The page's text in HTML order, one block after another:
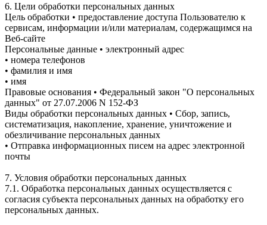
6. Цели обработки персональных данных
Цель обработки • предоставление доступа Пользователю к
сервисам, информации и/или материалам, содержащимся на
Веб-сайте
Персональные данные • электронный адрес
• номера телефонов
• фамилия и имя
• имя
Правовые основания • Федеральный закон "О персональных
данных" от 27.07.2006 N 152-ФЗ
Виды обработки персональных данных • Сбор, запись,
систематизация, накопление, хранение, уничтожение и
обезличивание персональных данных
• Отправка информационных писем на адрес электронной
почты
7. Условия обработки персональных данных
7.1. Обработка персональных данных осуществляется с
согласия субъекта персональных данных на обработку его
персональных данных.